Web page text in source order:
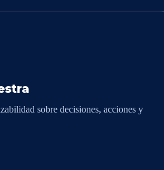
sobre decisiones, acciones y